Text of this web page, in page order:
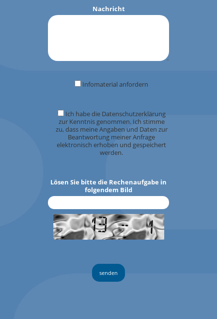
Nachricht
Infomaterial anfordern
Ich habe die Datenschutzerklärung
zur Kenntnis genommen. Ich stimme
zu, dass meine Angaben und Daten zur
Beantwortung meiner Anfrage
elektronisch erhoben und gespeichert
werden.
Lösen Sie bitte die Rechenaufgabe in
folgendem Bild